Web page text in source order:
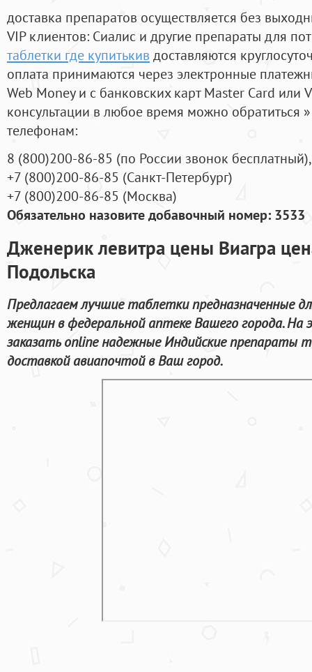
доставка препаратов осуществляется без
VIP клиентов: Сиалис и другие препараты для
таблетки где купитькив доставляются
оплата принимаются через электронные
Web Money и с банковских карт Master Card или
консультации в любое время можно обратиться
телефонам:
8 (800)200-86-85 (по России звонок бесплатный),
+7 (800)200-86-85 (Санкт-Петербург)
+7 (800)200-86-85 (Москва)
Обязательно назовите добавочный номер: 3533
Дженерик левитра цены Виагра
Подольска
Предлагаем лучшие таблетки предназначенные
женщин в федеральной аптеке Вашего города.
заказать online надежные Индийские препараты
доставкой авиапочтой в Ваш город.